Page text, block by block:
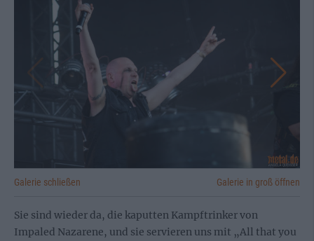
Galerie schließen Galerie in groß öffnen
Sie sind wieder da, die kaputten Kampftrinker von
Impaled Nazarene, und sie servieren uns mit „All that you